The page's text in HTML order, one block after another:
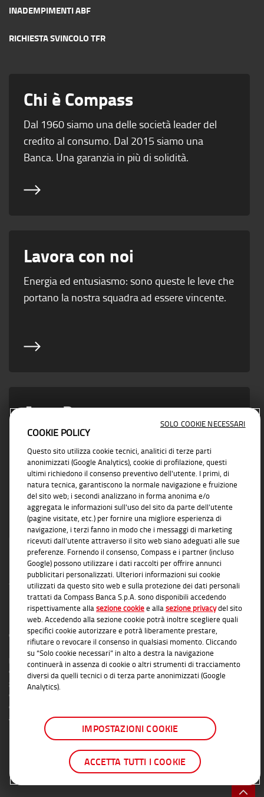
INADEMPIMENTI ABF
RICHIESTA SVINCOLO TFR
Chi è Compass
Dal 1960 siamo una delle società leader del
credito al consumo. Dal 2015 siamo una
Banca. Una garanzia in più di solidità.
Lavora con noi
Energia ed entusiasmo: sono queste le leve che
portano la nostra squadra ad essere vincente.
Area Partner
Vicino ad ogni esigenza di business con
soluzioni concrete e affidabili
INFORMAZIONI TRASPARENTI
Compass Banca S.p.A., Banca del Gruppo Monte dei Paschi di Siena; P.I. Gruppo IVA
Mediobanca: 10536040966 - Tutti i diritti riservati -Dati Societari- Messaggio
pubblicitario con finalità promozionale. Per le condizioni contrattuali si rimanda ai
documenti informativi disponibili presso le Filiali Compass Banca S.p.A. o presso
gli Agenti in attività finanziaria autorizzati che operano in qualità di intermediari del
credito convenzionati in esclusiva con Compass Banca S.p.A. L'elenco delle Filiali e
delle Agenzie autorizzate è disponibile sul sito
approvazione della richiesta da parte di Compass Banca S.p.A.
COOKIE POLICY
Questo sito utilizza cookie tecnici, analitici di terze parti
anonimizzati (Google Analytics), cookie di profilazione, questi
ultimi richiedono il consenso preventivo dell'utente. I primi, di
natura tecnica, garantiscono la normale navigazione e fruizione
del sito web; i secondi analizzano in forma anonima e/o
aggregata le informazioni sull'uso del sito da parte dell’utente
(pagine visitate, etc.) per fornire una migliore esperienza di
navigazione, i terzi fanno in modo che i messaggi di marketing
ricevuti dall’utente attraverso il sito web siano adeguati alle sue
preferenze. Fornendo il consenso, Compass e i partner (incluso
Google) possono utilizzare i dati raccolti per offrire annunci
pubblicitari personalizzati. Ulteriori informazioni sui cookie
utilizzati da questo sito web e sulla protezione dei dati personali
trattati da Compass Banca S.p.A. sono disponibili accedendo
rispettivamente allasezione cookiee allasezione privacydel sito
web. Accedendo alla sezione cookie potrà inoltre scegliere quali
specifici cookie autorizzare e potrà liberamente prestare,
rifiutare o revocare il consenso in qualsiasi momento. Cliccando
su “Solo cookie necessari” in alto a destra la navigazione
continuerà in assenza di cookie o altri strumenti di tracciamento
diversi da quelli tecnici o di terza parte anonimizzati (Google
Analytics).
IMPOSTAZIONI COOKIE
ACCETTA TUTTI I COOKIE
SOLO COOKIE NECESSARI